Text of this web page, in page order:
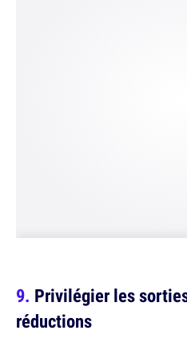
Privilégier les
réductions